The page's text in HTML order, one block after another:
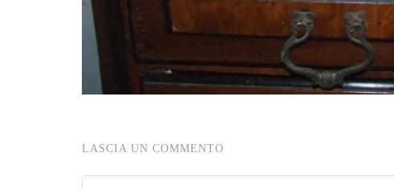
LASCIA UN COMMENTO